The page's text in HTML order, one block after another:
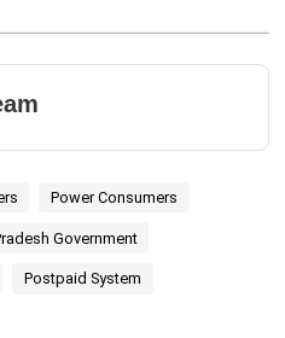
Power Consumers
Government
Postpaid System